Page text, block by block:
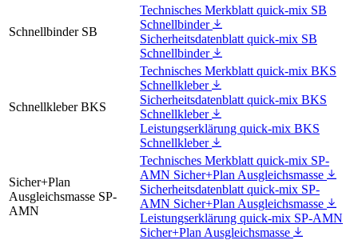
Schnellbinder SB
Technisches Merkblatt quick-mix SB
Schnellbinder
Sicherheitsdatenblatt quick-mix SB
Schnellbinder
Schnellkleber BKS
Technisches Merkblatt quick-mix BKS
Schnellkleber
Sicherheitsdatenblatt quick-mix BKS
Schnellkleber
Leistungserklärung quick-mix BKS
Schnellkleber
Sicher+Plan
Ausgleichsmasse SP-
AMN
Technisches Merkblatt quick-mix SP-
AMN Sicher+Plan Ausgleichsmasse
Sicherheitsdatenblatt quick-mix SP-
AMN Sicher+Plan Ausgleichsmasse
Leistungserklärung quick-mix SP-AMN
Sicher+Plan Ausgleichsmasse